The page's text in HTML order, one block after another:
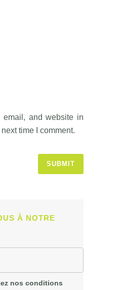
email, and website in
time I comment.
À NOTRE
nos conditions